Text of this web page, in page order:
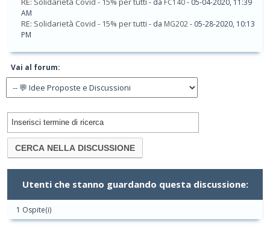
- da FC140- 05-04-2020, 11:39
AM
RE: Solidarietà Covid - 15% per tutti - da MG202- 05-28-2020, 10:13
PM
Vai al forum:
Utenti che stanno guardando questa discussione:
1 Ospite(i)